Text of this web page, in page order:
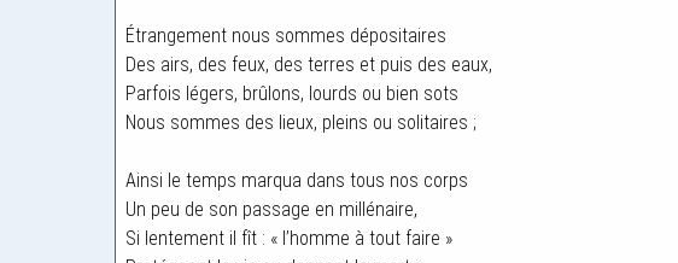
Étrangement nous sommes dépositaires
Des airs, des feux, des terres et puis des eaux,
Parfois légers, brûlons, lourds ou bien sots
Nous sommes des lieux, pleins ou solitaires ;
Ainsi le temps marqua dans tous nos corps
Un peu de son passage en millénaire,
Si lentement il fît : « l’homme à tout faire »